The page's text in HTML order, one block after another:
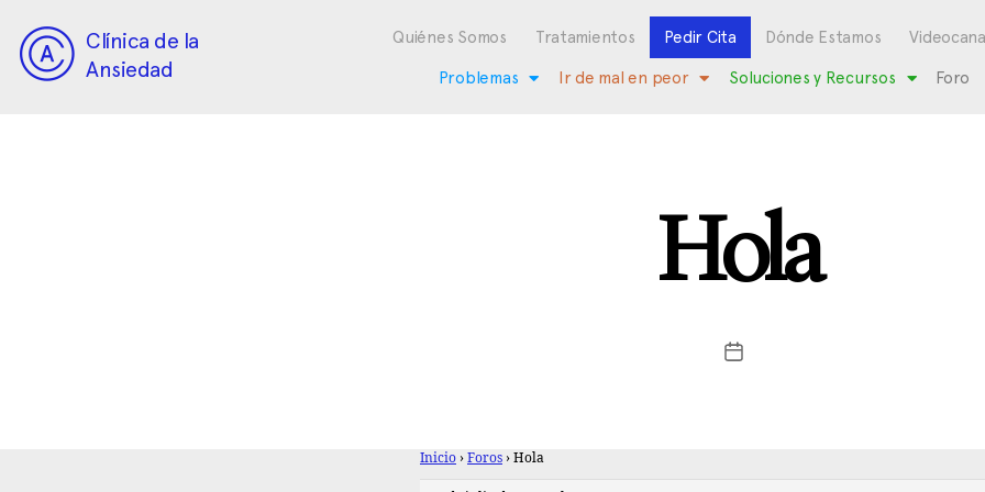
Clínica de la
Ansiedad
Quiénes Somos Tratamientos Pedir Cita Dónde Estamos
Problemas Ir de mal en peor Soluciones y Recursos Foro
Hola
Inicio › Foros › Hola